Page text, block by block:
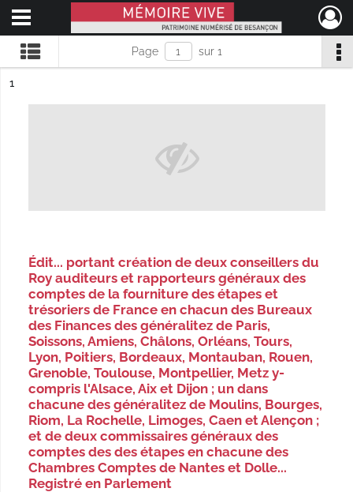
Mémoire Vive patrimoine numérisé de Besançon
Ouvrir le menu déroulant
Page sur 1
n°
1
Édit... portant création de deux conseillers du
Roy auditeurs et rapporteurs généraux des
comptes de la fourniture des étapes et
trésoriers de France en chacun des Bureaux
des Finances des généralitez de Paris,
Soissons, Amiens, Châlons, Orléans, Tours,
Lyon, Poitiers, Bordeaux, Montauban, Rouen,
Grenoble, Toulouse, Montpellier, Metz y-
compris l'Alsace, Aix et Dijon ; un dans
chacune des généralitez de Moulins, Bourges,
Riom, La Rochelle, Limoges, Caen et Alençon ;
et de deux commissaires généraux des
comptes des des étapes en chacune des
Chambres Comptes de Nantes et Dolle...
Registré en Parlement